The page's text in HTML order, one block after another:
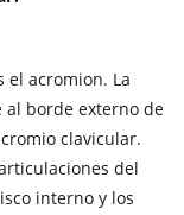
el acromion. La
al borde externo de
clavicular.
del
interno y los